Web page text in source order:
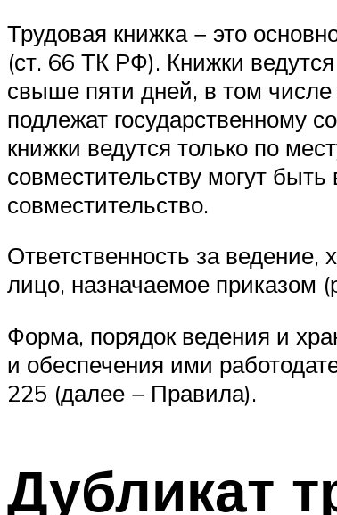
Трудовая книжка − это
(ст. 66 ТК РФ). Книжки
свыше пяти дней, в том
подлежат государственному
книжки ведутся только по
совместительству могут
совместительство.
Ответственность за ведение,
лицо, назначаемое приказом
Форма, порядок ведения и
и обеспечения ими
225 (далее − Правила).
Дубликат